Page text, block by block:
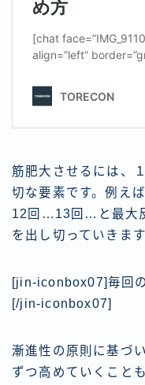
筋肥大させるには、
切な要素です。例え
12回…13回…と最大
を出し切っていきます
[jin-iconbox07]毎回
[/jin-iconbox07]
漸進性の原則に基づ
ずつ高めていくこと